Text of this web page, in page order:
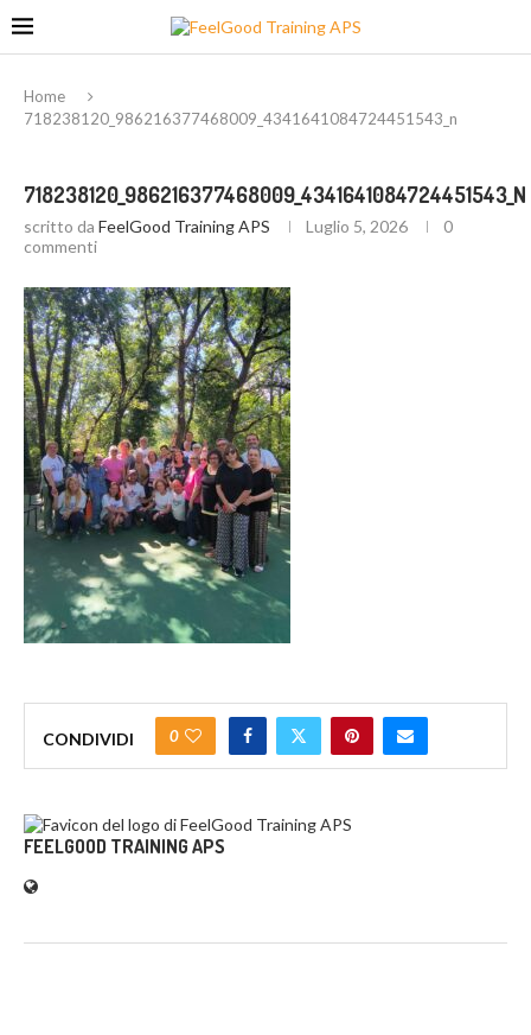
Home
718238120_986216377468009_4341641084724451543_n
718238120_986216377468009_4341641084724451543_N
scritto da FeelGood Training APS Luglio 5, 2026
0
commenti
CONDIVIDI 0
FEELGOOD TRAINING APS